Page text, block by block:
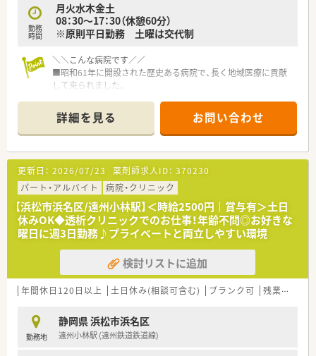
勤務
時間
月火水木金土
08：30～17：30（休憩60分）
※原則平日勤務 土曜は交代制
＼＼こんな病院です／／
■昭和61年に開設された歴史ある病院で、長く地域医療に貢献
して来られました。
が可能です。
■処方箋は院外対応としており、業務内容は入院患者の一包化が
メインとなります。
■常勤勤務の場合、月に数回事務当直が割り当てられる可能性が
ございます。
＼＼こんな方におすすめ／／
■17：30終業でプライベートを充実させたい方に
■外来対応がないため、自分のペースで仕事を進めたい方に
詳細を見る お問い合わせ
更新日： 2026/07/23 薬剤師求人ID： 370230
パート・アルバイト
病院・クリニック
【浜松市浜名区/遠州小林駅】＜時給2500円｜賞与有＞土日
休みOK◆透析クリニックでのお仕事！年齢不問◎お好きな
曜日に週3日勤務♪プライベートと両立しやすい環境
検討リストに追加
年間休日120日以上 土日休み(相談可含む) ブランク可 残業なし(ほぼなし含む)
勤務地
静岡県 浜松市浜名区
遠州小林駅 (遠州鉄道鉄道線)